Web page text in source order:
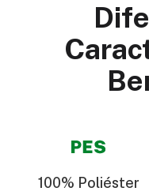
100% Poliéster